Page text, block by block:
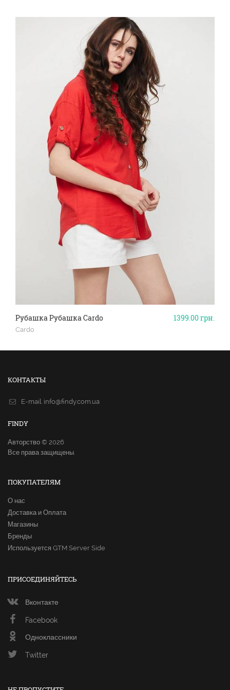
1399.00грн.
Рубашка Рубашка Cardo
Cardo
КОНТАКТЫ
E-mail. info@findy.com.ua
FINDY
Авторство © 2026
Все права защищены.
ПОКУПАТЕЛЯМ
О нас
Доставка и Оплата
Магазины
Бренды
Используется GTM Server Side
ПРИСОЕДИНЯЙТЕСЬ
Вконтакте
Facebook
Одноклассники
Twitter